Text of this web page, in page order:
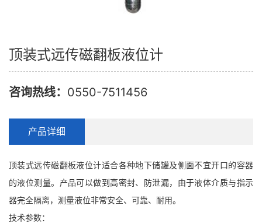
顶装式远传磁翻板液位计
咨询热线： 0550-7511456
产品详细
顶装式远传磁翻板液位计适合各种地下储罐及侧面不宜开口的容器
的液位测量。产品可以做到高密封、防泄漏，由于液体介质与指示
器完全隔离，测量液位非常安全、可靠、耐用。
技术参数：